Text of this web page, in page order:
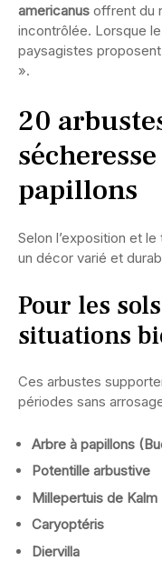
americanus offrent du
incontrôlée. Lorsque
paysagistes
».
20
papillons
Selon l’exposition et
un décor varié et
Pour les
situations
Ces arbustes
périodes sans
Arbre à papillons
Potentille arbustive
Millepertuis de
Caryoptéris
Diervilla